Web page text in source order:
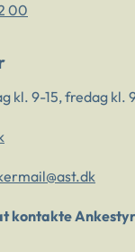
00
kl. 9-15, fredag kl.
kontakte